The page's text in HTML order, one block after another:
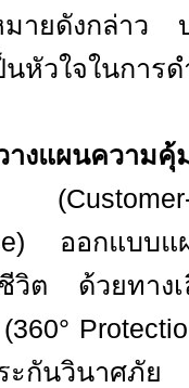
หมายดังกล่
หัวใจในการ
างแผนความคุ้
(
) ออกแบบแ
วิต ด้วยทาง
°
ระกันวินา